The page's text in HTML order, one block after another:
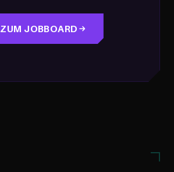
ZUM JOBBOARD